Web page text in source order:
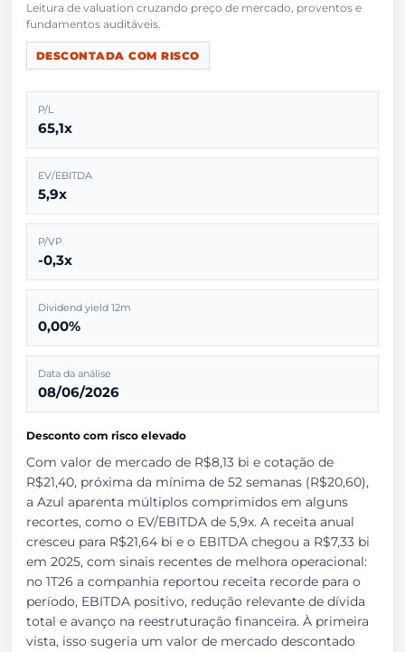
Leitura de valuation cruzando preço de mercado, proventos e
DESCONTADA COM RISCO
P/L
65,1x
EV/EBITDA
5,9x
P/VP
-0,3x
Dividend yield 12m
0,00%
Data da análise
08/06/2026
Desconto com risco elevado
Com valor de mercado de R$8,13 bi e cotação de
R$21,40, próxima da mínima de 52 semanas (R$20,60),
a Azul aparenta múltiplos comprimidos em alguns
recortes, como o EV/EBITDA de 5,9x. A receita anual
cresceu para R$21,64 bi e o EBITDA chegou a R$7,33 bi
em 2025, com sinais recentes de melhora operacional:
no 1T26 a companhia reportou receita recorde para o
período, EBITDA positivo, redução relevante de dívida
total e avanço na reestruturação financeira. À primeira
vista, isso sugeria um valor de mercado descontado